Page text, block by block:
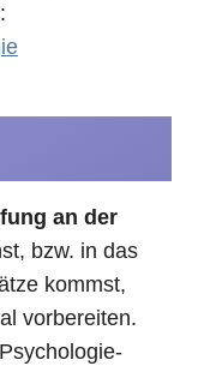
an der
bzw. in das
kommst,
vorbereiten.